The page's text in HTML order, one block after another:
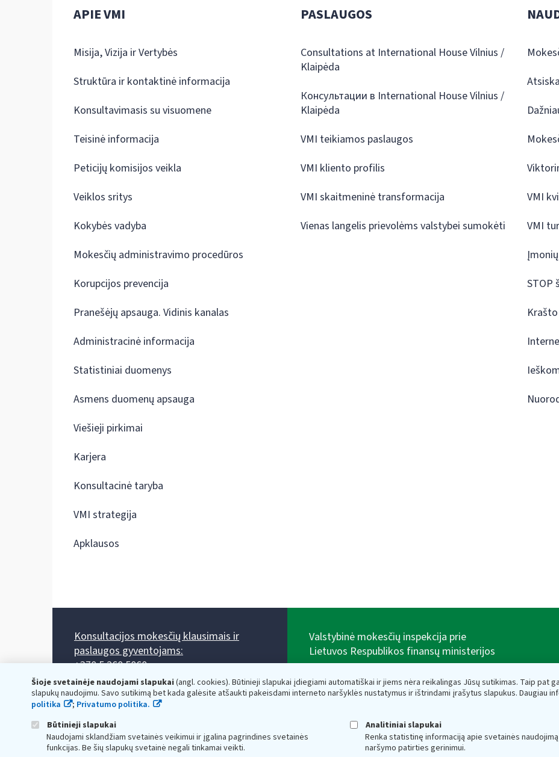
Šioje svetainėje naudojami slapukai(angl. cookies). Būtinieji slapukai įdiegiami automatiškai ir jiems nėra reikalingas Jūsų sutikimas. Taip pat
slapukų naudojimu. Savo sutikimą bet kada galėsite atšaukti pakeisdami interneto naršyklės nustatymus ir ištrindami įrašytus slapukus. Daugiau
politika
; Privatumo politika.
Būtinieji slapukai
Naudojami sklandžiam svetainės veikimui ir įgalina pagrindines svetainės
funkcijas. Be šių slapukų svetainė negali tinkamai veikti.
Analitiniai slapukai
Renka statistinę informaciją apie svetainės
naršymo patirties gerinimui.
APIE VMI
Misija, Vizija ir Vertybės
Struktūra ir kontaktinė informacija
Konsultavimasis su visuomene
Teisinė informacija
Peticijų komisijos veikla
Veiklos sritys
Kokybės vadyba
Mokesčių administravimo procedūros
Korupcijos prevencija
Pranešėjų apsauga. Vidinis kanalas
Administracinė informacija
Statistiniai duomenys
Asmens duomenų apsauga
Viešieji pirkimai
Karjera
Konsultacinė taryba
VMI strategija
Apklausos
PASLAUGOS
Consultations at International House Vilnius /
Klaipėda
Консультации в International House Vilnius /
Klaipėda
VMI teikiamos paslaugos
VMI kliento profilis
VMI skaitmeninė transformacija
Vienas langelis prievolėms valstybei sumokėti
VMI
VMI
STOP
Konsultacijos mokesčių klausimais ir
paslaugos gyventojams:
+370 5 260 5060
Darbo laikas: I-IV 8.00-17.00, V 8.00-15.45.
Prieššventinę dieną - viena valanda trumpiau.
Kiekvieno mėnesio antrą penktadienį 8.00 val. - 12.00 val.
Mano VMI
Valstybinė mokesčių inspekcija prie
Lietuvos Respublikos finansų ministerijos
adresas: Vasario 16-osios g. 14, 01107 Vilnius, Lietuva,
el.paštas:vmi@vmi.lt, E. pristatymo dėžutės adresas
Lietuvos Respublikos finansų ministerijos kaupiami ir
saugomi Juridinių asmenų registre